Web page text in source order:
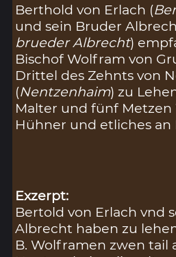
Berthold von Erlach (
und sein Bruder
brueder Albrecht)
Bischof Wolfram von
Drittel des Zehnts von
(Nentzenhaim) zu
Malter und fünf Metzen
Hühner und etliches an
Exzerpt:
Bertold von Erlach vnd
Albrecht haben zu
B. Wolframen zwen tail